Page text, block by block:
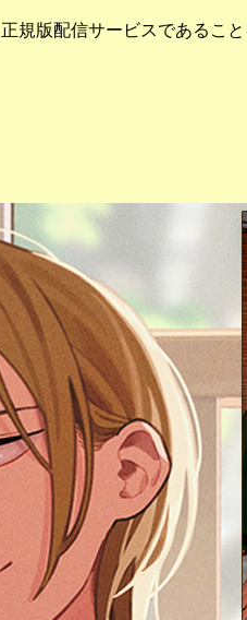
版配信サービスであること